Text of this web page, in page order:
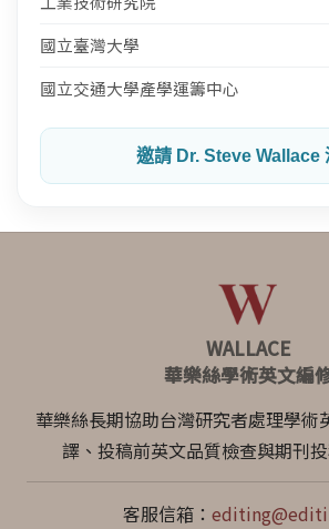
國立臺灣大學
國立交通大學產學運籌中心
邀請 Dr. Steve Wallace
WALLACE
華樂絲學術英文編
華樂絲長期協助台灣研究者處理學術
譯、投稿前英文品質檢查與期刊
客服信箱：